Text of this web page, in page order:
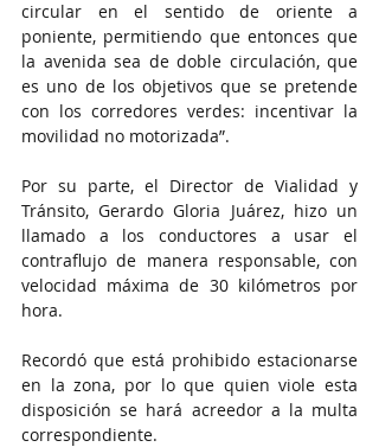
circular en el sentido de oriente a
poniente, permitiendo que entonces que
la avenida sea de doble circulación, que
es uno de los objetivos que se pretende
con los corredores verdes: incentivar la
movilidad no motorizada”.
Por su parte, el Director de Vialidad y
Tránsito, Gerardo Gloria Juárez, hizo un
llamado a los conductores a usar el
contraflujo de manera responsable, con
velocidad máxima de 30 kilómetros por
hora.
Recordó que está prohibido estacionarse
en la zona, por lo que quien viole esta
disposición se hará acreedor a la multa
correspondiente.